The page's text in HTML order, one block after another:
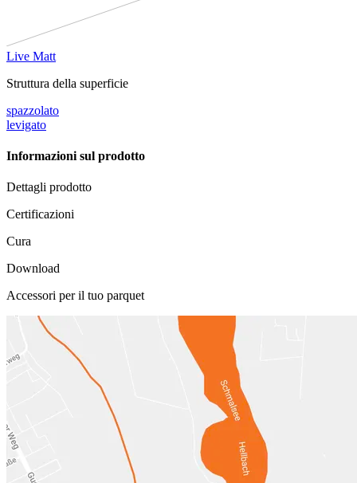
Live Matt
Struttura della superficie
spazzolato
levigato
Informazioni sul prodotto
Dettagli prodotto
Certificazioni
Cura
Download
Accessori per il tuo parquet